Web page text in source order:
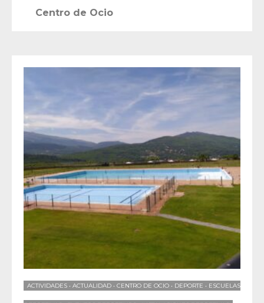
Centro de Ocio
ACTIVIDADES • ACTUALIDAD • CENTRO DE OCIO • DEPORTE • ESCUELAS